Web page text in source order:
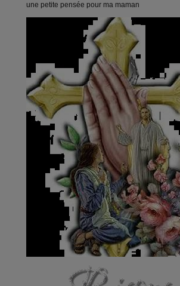
une petite pensée pour ma maman